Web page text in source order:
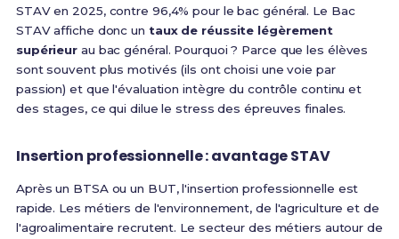
STAVen 2025, contre 96,4% pour le bac général. Le Bac
STAV affiche donc un taux de réussite légèrement
supérieur au bac général. Pourquoi ? Parce que les élèves
sont souvent plus motivés (ils ont choisi une voie par
passion) et que l'évaluation intègre du contrôle continu et
des stages, ce qui dilue le stress des épreuves finales.
Insertion professionnelle : avantage STAV
Après un BTSA ou un BUT, l'insertion professionnelle est
rapide. Les métiers de l'environnement, de l'agriculture et de
l'agroalimentaire recrutent. Le secteur des métiers autour de